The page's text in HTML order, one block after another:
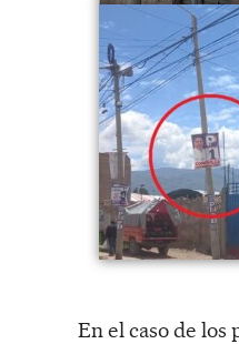
En el caso de los